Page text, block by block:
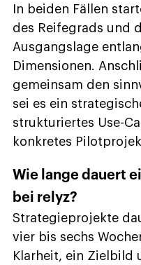
In beiden Fällen
des Reifegrads und
Ausgangslage
Dimensionen.
gemeinsam den
sei es ein
strukturiertes Use-
konkretes
Wie lange dauert
bei relyz?
Strategieprojekte
vier bis sechs
Klarheit, ein Zielbild